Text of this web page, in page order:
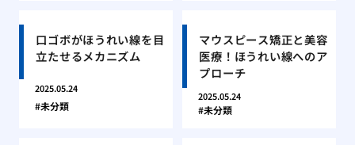
口ゴボがほうれい線を目
立たせるメカニズム
2025.05.24
未分類
マウスピース矯正と美容
医療！ほうれい線へのア
プローチ
2025.05.24
未分類